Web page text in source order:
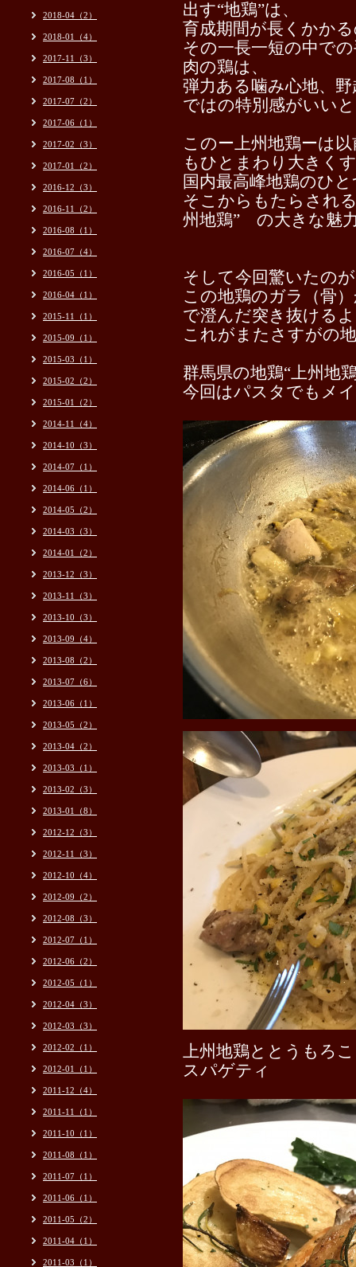
出す“地鶏”は、
育成期間が長くかか
その一長一短の中で
肉の鶏は、
弾力ある噛み心地、
ではの特別感がいい
このー上州地鶏ーは
もひとまわり大きく
国内最高峰地鶏のひ
そこからもたらされ
州地鶏” の大きな魅
そして今回驚いたの
この地鶏のガラ（骨
で澄んだ突き抜ける
これがまたさすがの
群馬県の地鶏“上州地
今回はパスタでもメ
上州地鶏ととうもろ
スパゲティ
2018-04（2）
2018-01（4）
2017-11（3）
2017-08（1）
2017-07（2）
2017-06（1）
2017-02（3）
2017-01（2）
2016-12（3）
2016-11（2）
2016-08（1）
2016-07（4）
2016-05（1）
2016-04（1）
2015-11（1）
2015-09（1）
2015-03（1）
2015-02（2）
2015-01（2）
2014-11（4）
2014-10（3）
2014-07（1）
2014-06（1）
2014-05（2）
2014-03（3）
2014-01（2）
2013-12（3）
2013-11（3）
2013-10（3）
2013-09（4）
2013-08（2）
2013-07（6）
2013-06（1）
2013-05（2）
2013-04（2）
2013-03（1）
2013-02（3）
2013-01（8）
2012-12（3）
2012-11（3）
2012-10（4）
2012-09（2）
2012-08（3）
2012-07（1）
2012-06（2）
2012-05（1）
2012-04（3）
2012-03（3）
2012-02（1）
2012-01（1）
2011-12（4）
2011-11（1）
2011-10（1）
2011-08（1）
2011-07（1）
2011-06（1）
2011-05（2）
2011-04（1）
2011-03（1）